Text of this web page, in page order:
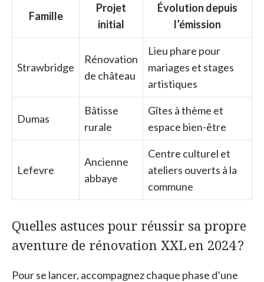
Famille
Projet
initial
Évolution depuis
l’émission
Strawbridge
Rénovation
de château
Lieu phare pour
mariages et stages
artistiques
Dumas
Bâtisse
rurale
Gîtes à thème et
espace bien-être
Lefevre
Ancienne
abbaye
Centre culturel et
ateliers ouverts à la
commune
Quelles astuces pour réussir sa propre
aventure de rénovation XXL en 2024 ?
Pour se lancer, accompagnez chaque phase d’une